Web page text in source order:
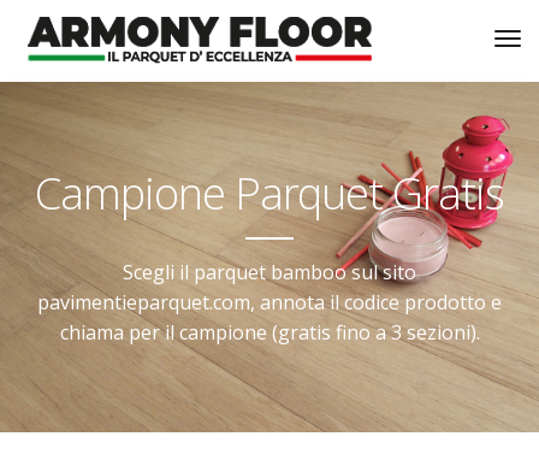
Campione Parquet Gratis
Scegli il parquet bamboo sul sito
pavimentieparquet.com, annota il codice prodotto e
chiama per il campione (gratis fino a 3 sezioni).